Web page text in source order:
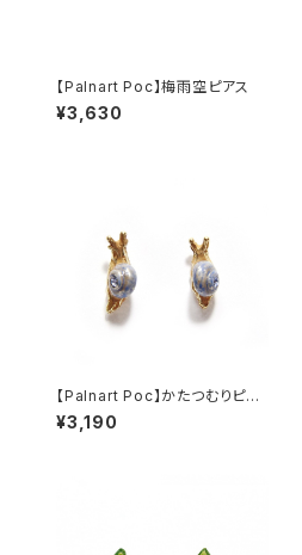
【Palnart Poc】梅雨空ピアス
¥3,630
【Palnart Poc】かたつむりピア
ス
¥3,190